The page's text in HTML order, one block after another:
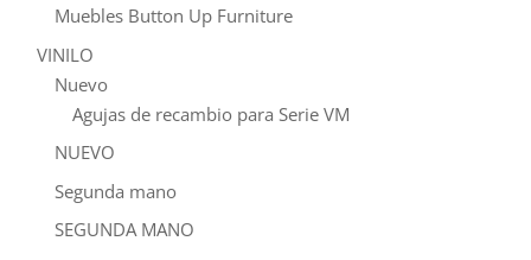
Muebles Button Up Furniture
VINILO
Nuevo
Agujas de recambio para Serie VM
NUEVO
Segunda mano
SEGUNDA MANO